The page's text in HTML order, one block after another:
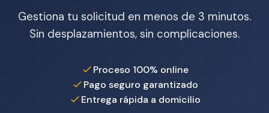
Gestiona tu solicitud en menos de 3 minutos.
Sin desplazamientos, sin complicaciones.
Proceso 100% online
Pago seguro garantizado
Entrega rápida a domicilio